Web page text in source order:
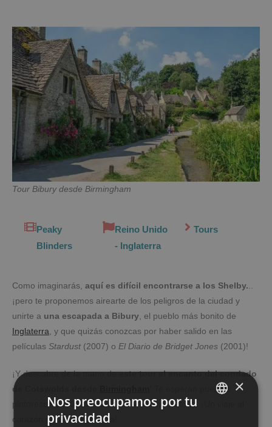
Tour Bibury desde Birmingham
Peaky
Blinders
Reino Unido
- Inglaterra
Tours
Como imaginarás, aquí es difícil encontrarse a los Shelby.
¡pero te proponemos airearte de los peligros de la ciudad y
unirte a una escapada a Bibury , el pueblo más bonito de
Inglaterra , y que quizás conozcas por haber salido en las
películas Stardust (2007) o El Diario de Bridget Jones (2001)!
¡Y descubre de la mano deeste tour el encanto del condado
de Cotswolds desde
! Te esperan pueblos
pintorescos, colinas onduladas y mucha historia. ¡Un viaje al
corazón rural de Inglaterra!
×
Nos preocupamos por tu
privacidad